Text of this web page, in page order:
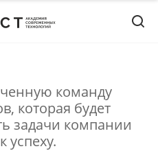
команду
которая будет
задачи компании
успеху.